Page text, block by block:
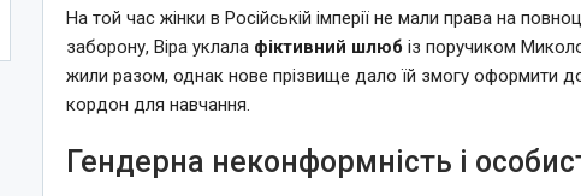
На той час жінки в Російській імперії не мали права на
заборону, Віра уклала фіктивний шлюб із поручиком
жили разом, однак нове прізвище дало їй змогу оформити
кордон для навчання.
Гендерна неконформність і